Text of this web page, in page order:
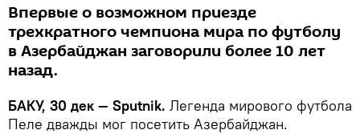
Впервые о возможном приезде
трехкратного чемпиона мира по футболу
в Азербайджан заговорили более 10 лет
назад.
БАКУ, 30 дек — Sputnik. Легенда мирового футбола
Пеле дважды мог посетить Азербайджан.